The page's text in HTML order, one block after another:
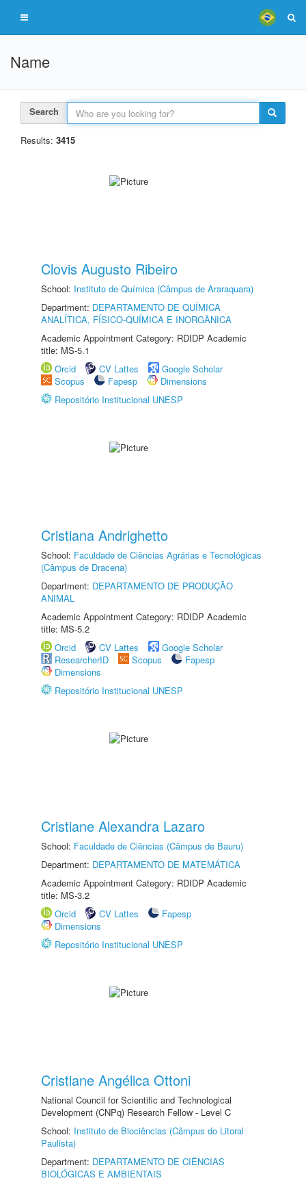
Name
Search
Results: 3415
Clovis Augusto Ribeiro
School: Instituto de Química (Câmpus de Araraquara)
Department: DEPARTAMENTO DE QUÍMICA
ANALÍTICA, FÍSICO-QUÍMICA E INORGÂNICA
Academic Appointment Category: RDIDP Academic
title: MS-5.1
Orcid
CV Lattes
Google Scholar
Scopus
Fapesp
Dimensions
Repositório Institucional UNESP
Cristiana Andrighetto
School: Faculdade de Ciências Agrárias e Tecnológicas
(Câmpus de Dracena)
Department: DEPARTAMENTO DE PRODUÇÃO
ANIMAL
Academic Appointment Category: RDIDP Academic
title: MS-5.2
Orcid
CV Lattes
Google Scholar
ResearcherID
Scopus
Fapesp
Dimensions
Repositório Institucional UNESP
Cristiane Alexandra Lazaro
School: Faculdade de Ciências (Câmpus de Bauru)
Department: DEPARTAMENTO DE MATEMÁTICA
Academic Appointment Category: RDIDP Academic
title: MS-3.2
Orcid
CV Lattes
Fapesp
Dimensions
Repositório Institucional UNESP
Cristiane Angélica Ottoni
National Council for Scientific and Technological
Development (CNPq) Research Fellow - Level C
School: Instituto de Biociências (Câmpus do Litoral
Paulista)
Department: DEPARTAMENTO DE CIÊNCIAS
BIOLÓGICAS E AMBIENTAIS